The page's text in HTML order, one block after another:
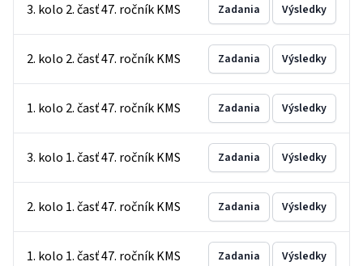
3. kolo 2. časť 47. ročník KMS Zadania Výsledky
2. kolo 2. časť 47. ročník KMS Zadania Výsledky
1. kolo 2. časť 47. ročník KMS Zadania Výsledky
3. kolo 1. časť 47. ročník KMS Zadania Výsledky
2. kolo 1. časť 47. ročník KMS Zadania Výsledky
1. kolo 1. časť 47. ročník KMS Zadania Výsledky